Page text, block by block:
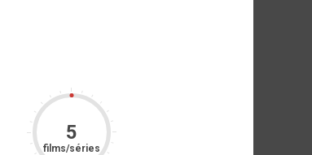
5
films/séries